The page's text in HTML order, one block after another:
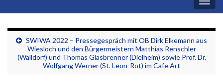
SWIWA 2022 – Pressegespräch mit OB Dirk Elkemann aus
Wiesloch und den Bürgermeistern Matthias Renschler
(Walldorf) und Thomas Glasbrenner (Dielheim) sowie Prof. Dr.
Wolfgang Werner (St. Leon-Rot) im Cafe Art